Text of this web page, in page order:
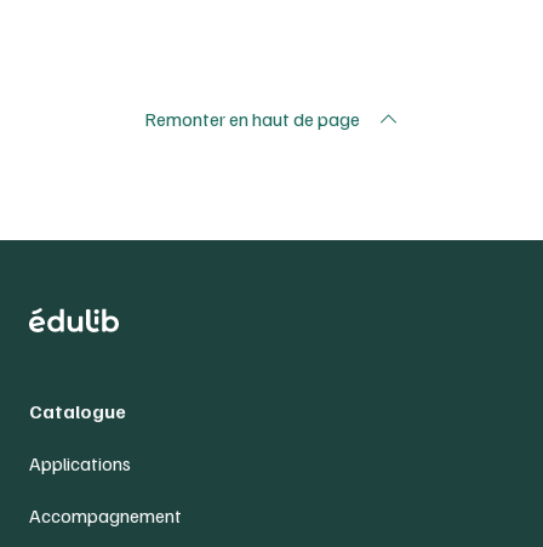
Remonter en haut de page
Catalogue
Applications
Accompagnement